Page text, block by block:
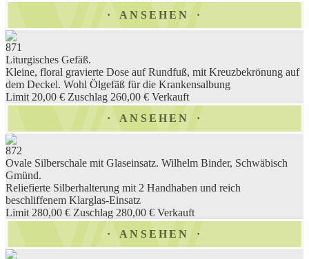
ANSEHEN
871
Liturgisches Gefäß.
Kleine, floral gravierte Dose auf Rundfuß, mit Kreuzbekrönung auf
dem Deckel. Wohl Ölgefäß für die Krankensalbung
Limit 20,00 € Zuschlag 260,00 € Verkauft
ANSEHEN
872
Ovale Silberschale mit Glaseinsatz. Wilhelm Binder, Schwäbisch
Gmünd.
Reliefierte Silberhalterung mit 2 Handhaben und reich
beschliffenem Klarglas-Einsatz
Limit 280,00 € Zuschlag 280,00 € Verkauft
ANSEHEN